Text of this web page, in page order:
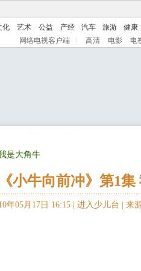
化 艺术 公益 产经 汽车 旅游 健康
网络电视客户端 高清 电影 电
是大角牛
小牛向前冲》第1集
年05月17日 16:15 | 进入少儿台 来